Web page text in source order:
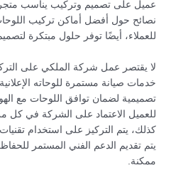
عميل على تصميم وتركيب يناسب
نصائح حول أفضل أماكن تركيب
للعملاء، أيضًا توفر حلول مبتكرة
لا يقتصر عمل شركة الملكي على
خدمات صيانة مستمرة للوحاته
تصميمية لضمان توافق اللوحات مع
للعميل الاعتماد على الشركة في كل
كذلك، يتم التركيز على استخدام
يتم تقديم الدعم الفني المستمر
ممكنة.